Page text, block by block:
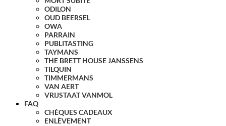
ODILON
OUD BEERSEL
OWA
PARRAIN
PUBLITASTING
TAYMANS
THE BRETT HOUSE JANSSENS
TILQUIN
TIMMERMANS
VAN AERT
VRIJSTAAT VANMOL
FAQ
CHÈQUES CADEAUX
ENLÈVEMENT